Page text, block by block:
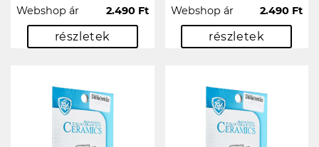
Webshop ár 2.490 Ft
részletek
Webshop ár 2.490 Ft
részletek